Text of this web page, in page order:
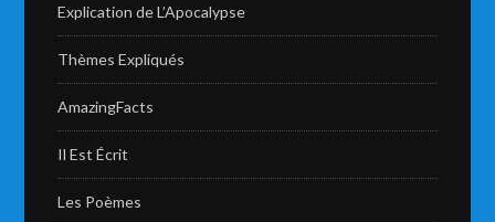
Explication de L’Apocalypse
Thèmes Expliqués
AmazingFacts
Il Est Écrit
Les Poèmes